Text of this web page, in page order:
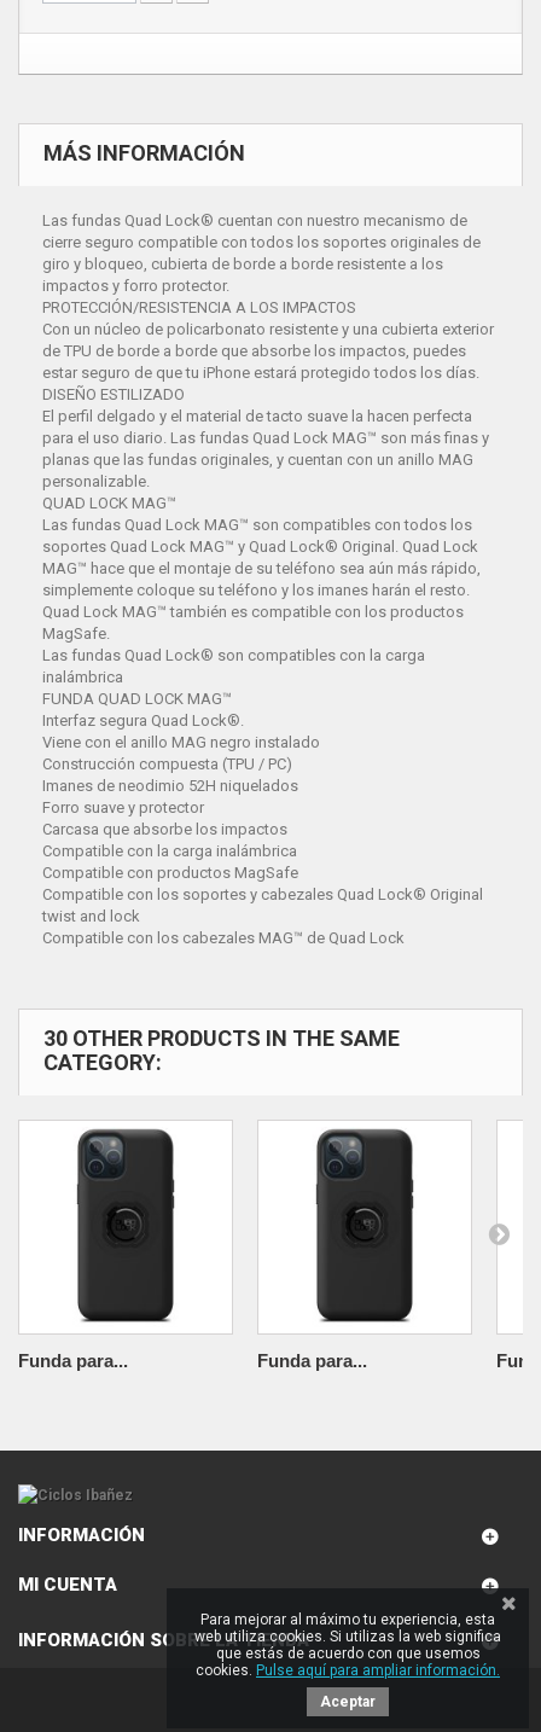
MÁS INFORMACIÓN
Las fundas Quad Lock® cuentan con nuestro mecanismo de
cierre seguro compatible con todos los soportes originales de
giro y bloqueo, cubierta de borde a borde resistente a los
impactos y forro protector.
PROTECCIÓN/RESISTENCIA A LOS IMPACTOS
Con un núcleo de policarbonato resistente y una cubierta exterior
de TPU de borde a borde que absorbe los impactos, puedes
estar seguro de que tu iPhone estará protegido todos los días.
DISEÑO ESTILIZADO
El perfil delgado y el material de tacto suave la hacen perfecta
para el uso diario. Las fundas Quad Lock MAG™ son más finas y
planas que las fundas originales, y cuentan con un anillo MAG
personalizable.
QUAD LOCK MAG™
Las fundas Quad Lock MAG™ son compatibles con todos los
soportes Quad Lock MAG™ y Quad Lock® Original. Quad Lock
MAG™ hace que el montaje de su teléfono sea aún más rápido,
simplemente coloque su teléfono y los imanes harán el resto.
Quad Lock MAG™ también es compatible con los productos
MagSafe.
Las fundas Quad Lock® son compatibles con la carga
inalámbrica
FUNDA QUAD LOCK MAG™
Interfaz segura Quad Lock®.
Viene con el anillo MAG negro instalado
Construcción compuesta (TPU / PC)
Imanes de neodimio 52H niquelados
Forro suave y protector
Carcasa que absorbe los impactos
Compatible con la carga inalámbrica
Compatible con productos MagSafe
Compatible con los soportes y cabezales Quad Lock® Original
twist and lock
Compatible con los cabezales MAG™ de Quad Lock
30 OTHER PRODUCTS IN THE SAME
CATEGORY:
Funda para... Funda para...
INFORMACIÓN
MI CUENTA
INFORMACIÓN SOBRE LA TIENDA
Para mejorar al máximo tu experiencia, esta
web utiliza cookies. Si utilizas la web significa
que estás de acuerdo con que usemos
cookies. Pulse aquí para ampliar información.
Aceptar